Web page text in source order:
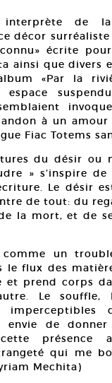
interprète de la
décor
écrite pour
ainsi que divers
«Par la
à un amour
Fiac Totems
du désir ou
» s’inspire
Le désir
de tout: du
la mort, et de
comme un
le flux des
et prend corps
Le
envie de
présence
qui me
Mechita)